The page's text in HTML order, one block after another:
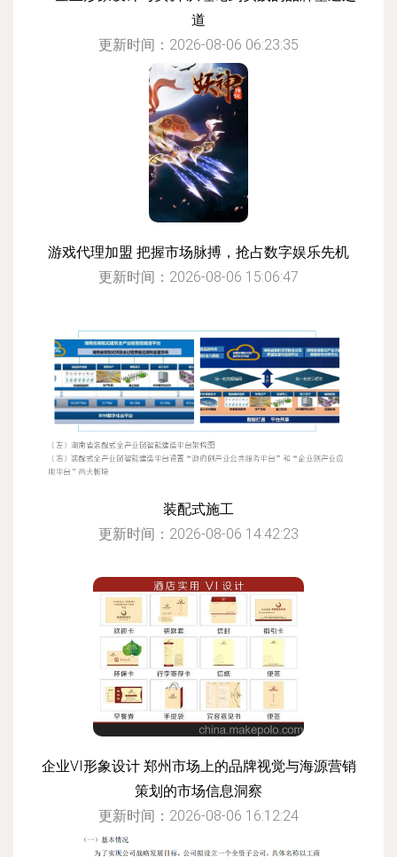
道
更新时间：2026-08-06 06:23:35
游戏代理加盟 把握市场脉搏，抢占数字娱乐先机
更新时间：2026-08-06 15:06:47
装配式施工
更新时间：2026-08-06 14:42:23
企业VI形象设计 郑州市场上的品牌视觉与海源营销
策划的市场信息洞察
更新时间：2026-08-06 16:12:24